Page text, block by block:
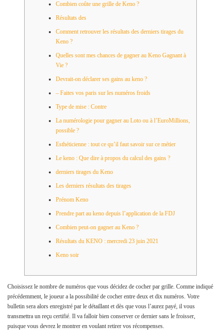
Combien coûte une grille de Keno ?
Résultats des
Comment retrouver les résultats des derniers tirages du
Keno ?
Quelles sont mes chances de gagner au Keno Gagnant à
Vie ?
Devrait-on déclarer ses gains au keno ?
– Faites vos paris sur les numéros froids
Type de mise : Contre
La numérologie pour gagner au Loto ou à l’EuroMillions,
possible ?
Esthéticienne : tout ce qu’il faut savoir sur ce métier
Le keno : Que dire à propos du calcul des gains ?
derniers tirages du Keno
Les derniers résultats des tirages
Prénom Keno
Prendre part au keno depuis l’application de la FDJ
Combien peut-on gagner au Keno ?
Résultats du KENO : mercredi 23 juin 2021
Keno soir
Choisissez le nombre de numéros que vous décidez de cocher par grille. Comme indiqué
précédemment, le joueur a la possibilité de cocher entre deux et dix numéros. Votre
bulletin sera alors enregistré par le détaillant et dès que vous l’aurez payé, il vous
transmettra un reçu certifié. Il va falloir bien conserver ce dernier sans le froisser,
puisque vous devrez le montrer en voulant retirer vos récompenses.